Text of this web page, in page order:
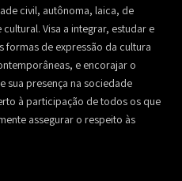
civil, autônoma, laica, de
Visa a integrar, estudar e
formas de expressão da cultura
e encorajar o
sua presença na sociedade
à participação de todos os que
assegurar o respeito às